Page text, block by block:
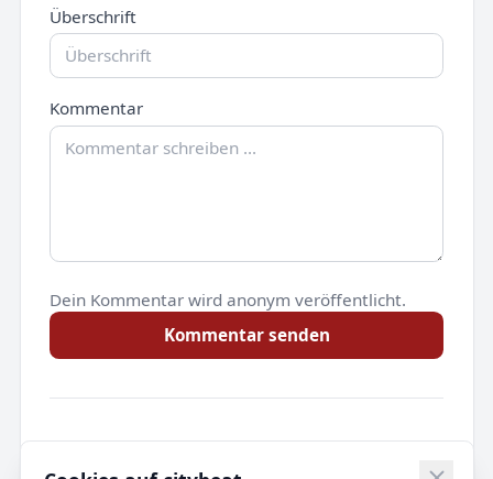
Überschrift
Kommentar
Dein Kommentar wird anonym veröffentlicht.
Kommentar senden
Noch keine Kommentare.